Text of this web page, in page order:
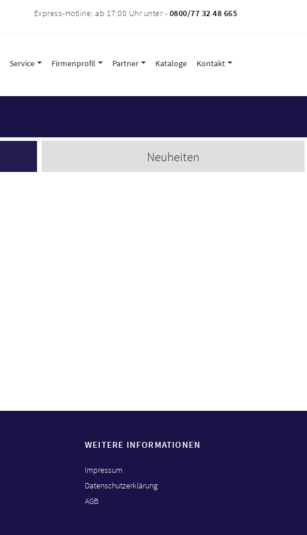
Express-Hotline: ab 17:00 Uhr unter - 0800/77 32 48 665
Service Firmenprofil Partner Kataloge Kontakt
Neuheiten
WEITERE INFORMATIONEN
Impressum
Datenschutzerklärung
AGB